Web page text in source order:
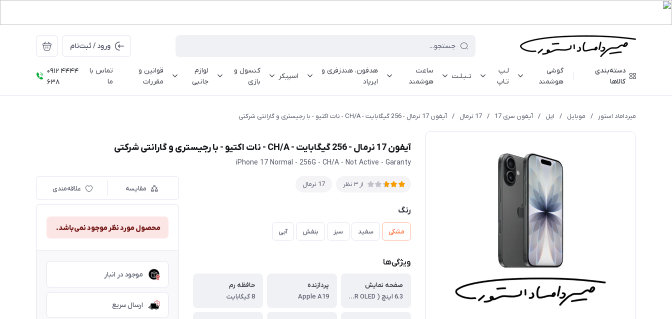
ورود / ثبت‌نام
دسته‌بندی
کالاها
گوشی
هوشمند
لـپ
تـاپ
تـبـلـت
ساعت
هوشمند
هدفون، هندزفری و
ایرپاد
اسپیکر
کنسول و
بازی
لوازم
جانبی
قوانین و
مقررات
تماس با
ما
0912 4444
638
میرداماد استور / موبایل / اپل / آیفون سری 17 / 17 نرمال / آیفون 17 نرمال - 256 گیگابایت - CH/A - نات اکتیو - با رجیستری و گارانتی شرکتی
آیفون 17 نرمال - 256 گیگابایت - CH/A - نات اکتیو - با رجیستری و گارانتی شرکتی
iPhone 17 Normal - 256G - CH/A - Not Active - Garanty
از 3 نظر 17 نرمال
رنگ
مشکی سفید سبز بنفش آبی
ویژگی‌ها
صفحه نمایش
6.3 اینچ ( LTPO Super Retina XDR OLED )
پردازنده
Apple A19
حافظه رم
8 گیگابایت
مقایسه علاقه‌مندی
محصول مورد نظر موجود نمی‌باشد.
موجود در انبار
ارسال سریع